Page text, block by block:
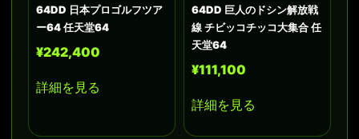
64DD 日本プロゴルフツア
ー64 任天堂64
¥242,400
詳細を見る
64DD 巨人のドシン解放戦
線 チビッコチッコ大集合 任
天堂64
¥111,100
詳細を見る